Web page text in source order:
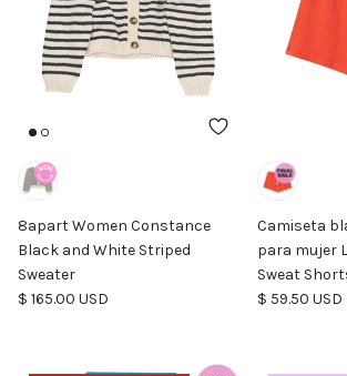
8apart Women Constance
Black and White Striped
Sweater
Precio normal
$ 165.00 USD
Camiseta
para mujer
Sweat
Precio de
$ 59.50 USD